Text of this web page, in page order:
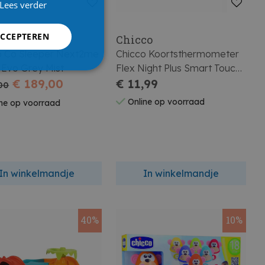
Co Sleeper Next2me
Grey Mist
€ 189,00
op voorraad
In winkelmandje
Chicco
Chicco Koortsthermometer
Flex Night Plus Smart Touch
0m+
€ 11,99
Online op voorraad
In winkelmandje
40% 10%
Lees verder